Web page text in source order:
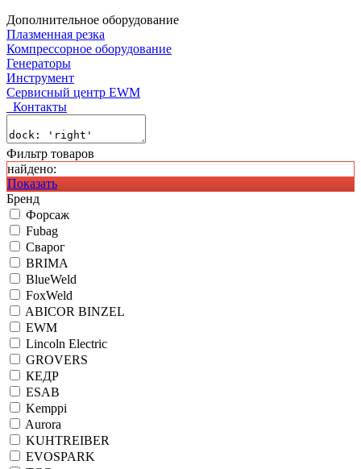
Дополнительное оборудование
Плазменная резка
Компрессорное оборудование
Генераторы
Инструмент
Сервисный центр EWM
Контакты
Фильтр товаров
найдено:
Показать
Бренд
Форсаж
Fubag
Сварог
BRIMA
BlueWeld
FoxWeld
ABICOR BINZEL
EWM
Lincoln Electric
GROVERS
КЕДР
ESAB
Kemppi
Aurora
KUHTREIBER
EVOSPARK